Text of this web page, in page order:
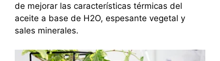
de mejorar las características térmicas del
aceite a base de H2O, espesante vegetal y
sales minerales.